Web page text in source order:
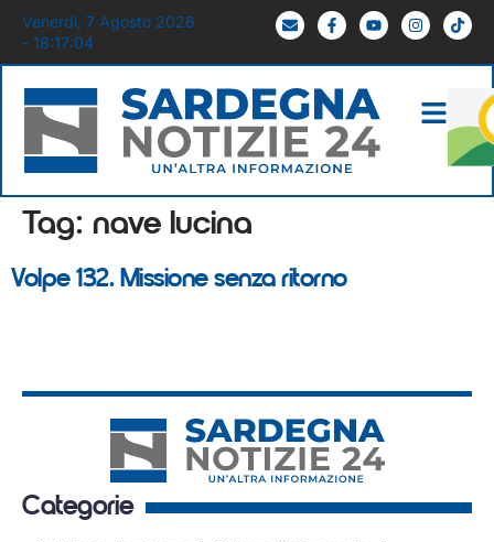
Venerdì, 7 Agosto 2026
- 18:17:04
Tag: nave lucina
Volpe 132. Missione senza ritorno
Categorie